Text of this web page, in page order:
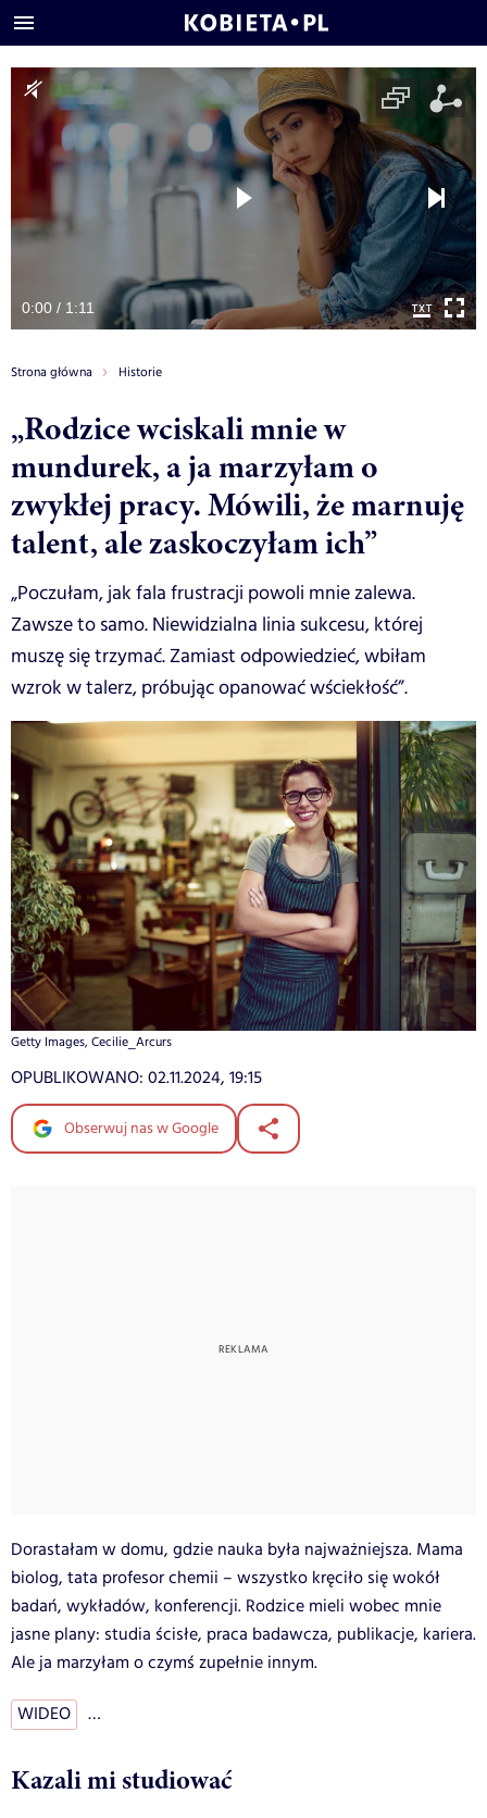
0:00 / 1:11
Strona główna Historie
„Rodzice wciskali mnie w
mundurek, a ja marzyłam o
zwykłej pracy. Mówili, że marnuję
talent, ale zaskoczyłam ich”
„Poczułam, jak fala frustracji powoli mnie zalewa.
Zawsze to samo. Niewidzialna linia sukcesu, której
muszę się trzymać. Zamiast odpowiedzieć, wbiłam
wzrok w talerz, próbując opanować wściekłość”.
Getty Images, Cecilie_Arcurs
OPUBLIKOWANO: 02.11.2024, 19:15
Obserwuj nas w Google
Dorastałam w domu, gdzie nauka była najważniejsza. Mama
biolog, tata profesor chemii – wszystko kręciło się wokół
badań, wykładów, konferencji. Rodzice mieli wobec mnie
jasne plany: studia ścisłe, praca badawcza, publikacje, kariera.
Ale ja marzyłam o czymś zupełnie innym.
WIDEO …
Kazali mi studiować